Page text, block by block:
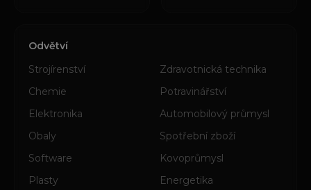
Odvětví
Strojírenství
Zdravotnická technika
Chemie
Potravinářství
Elektronika
Automobilový průmysl
Obaly
Spotřební zboží
Software
Kovoprůmysl
Plasty
Energetika